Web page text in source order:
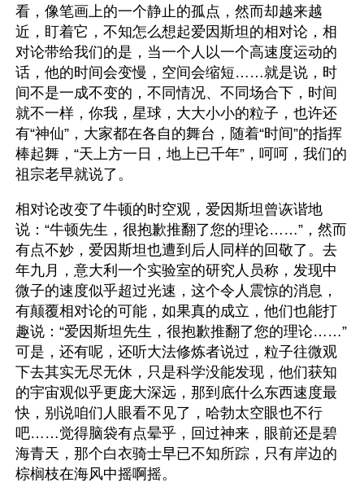
看，像笔画上的一个静止的孤点，然而却越来越
近，盯着它，不知怎么想起爱因斯坦的相对论，相
对论带给我们的是，当一个人以一个高速度运动的
话，他的时间会变慢，空间会缩短……就是说，时
间不是一成不变的，不同情况、不同场合下，时间
就不一样，你我，星球，大大小小的粒子，也许还
有“神仙”，大家都在各自的舞台，随着“时间”的指挥
棒起舞，“天上方一日，地上已千年”，呵呵，我们的
祖宗老早就说了。
相对论改变了牛顿的时空观，爱因斯坦曾诙谐地
说：“牛顿先生，很抱歉推翻了您的理论……”，然而
有点不妙，爱因斯坦也遭到后人同样的回敬了。去
年九月，意大利一个实验室的研究人员称，发现中
微子的速度似乎超过光速，这个令人震惊的消息，
有颠覆相对论的可能，如果真的成立，他们也能打
趣说：“爱因斯坦先生，很抱歉推翻了您的理论……”
可是，还有呢，还听大法修炼者说过，粒子往微观
下去其实无尽无休，只是科学没能发现，他们获知
的宇宙观似乎更庞大深远，那到底什么东西速度最
快，别说咱们人眼看不见了，哈勃太空眼也不行
吧……觉得脑袋有点晕乎，回过神来，眼前还是碧
海青天，那个白衣骑士早已不知所踪，只有岸边的
棕榈枝在海风中摇啊摇。